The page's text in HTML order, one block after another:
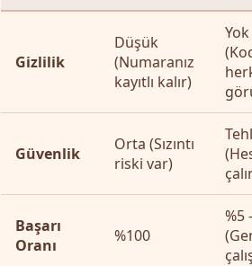
Gizlilik
Düşük
(Numaranız
kayıtlı kalır)
Yok
Güvenlik
Orta (Sızıntı
riski var)
Başarı
Oranı
%100
%5